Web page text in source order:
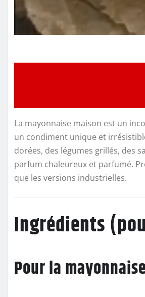
La mayonnaise maison est un
un condiment unique et
dorées, des légumes grillés, des
parfum chaleureux et parfumé.
que les versions industrielles.
Ingrédients
Pour la mayonnaise